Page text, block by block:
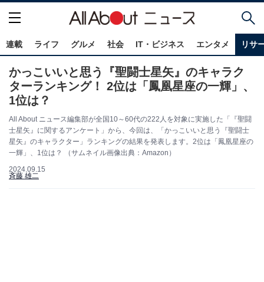
連載 ライフ グルメ 社会 IT・ビジネス エンタメ リサ
かっこいいと思う『聖闘士星矢』のキャラク
ターランキング！ 2位は「鳳凰星座の一輝」、
1位は？
All About ニュース編集部が全国10～60代の222人を対象に実施した「『聖闘
士星矢』に関するアンケート」から、今回は、「かっこいいと思う『聖闘士
星矢』のキャラクター」ランキングの結果を発表します。2位は「鳳凰星座の
一輝」、1位は？ （サムネイル画像出典：Amazon）
2024.09.15
斉藤 雄二